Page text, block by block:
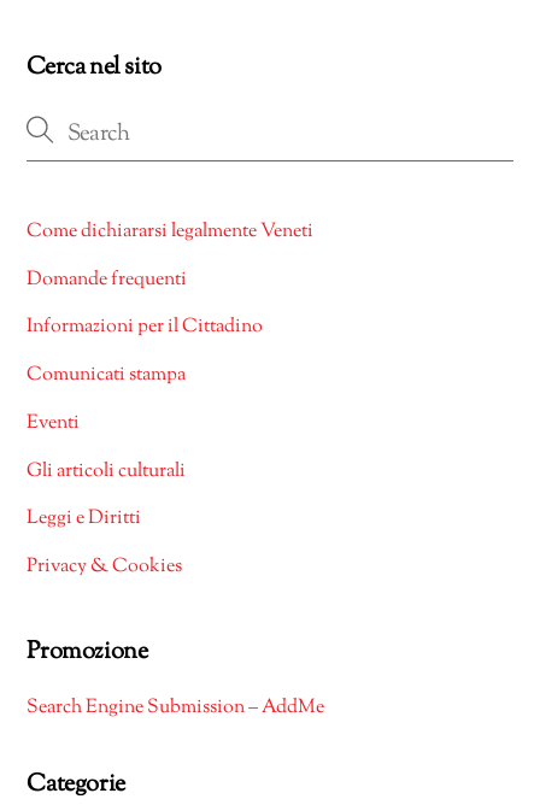
Cerca nel sito
Come dichiararsi legalmente Veneti
Domande frequenti
Informazioni per il Cittadino
Comunicati stampa
Eventi
Gli articoli culturali
Leggi e Diritti
Privacy & Cookies
Promozione
Search Engine Submission – AddMe
Categorie